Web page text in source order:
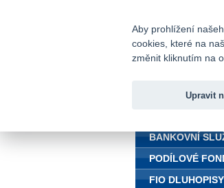
Fio
BANKOVNÍ
PODÍLOVÉ
FIO DLUHOPISY
Aby prohlížení
cookies, které na
změnit kliknutím na
Upravit